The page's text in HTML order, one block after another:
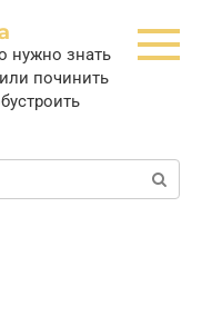
нужно знать
починить